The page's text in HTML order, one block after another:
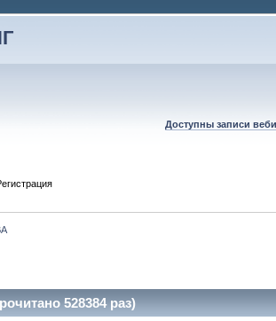
Доступны записи
528384 раз)